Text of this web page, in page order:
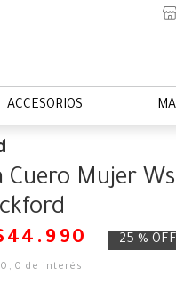
ACCESORIOS
Cuero Mujer
44 . 990 25 % OFF
,0 de interés